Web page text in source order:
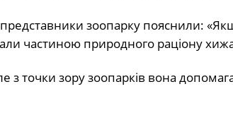
зоопарку пояснили:
частиною природного раціону
з точки зору зоопарків вона